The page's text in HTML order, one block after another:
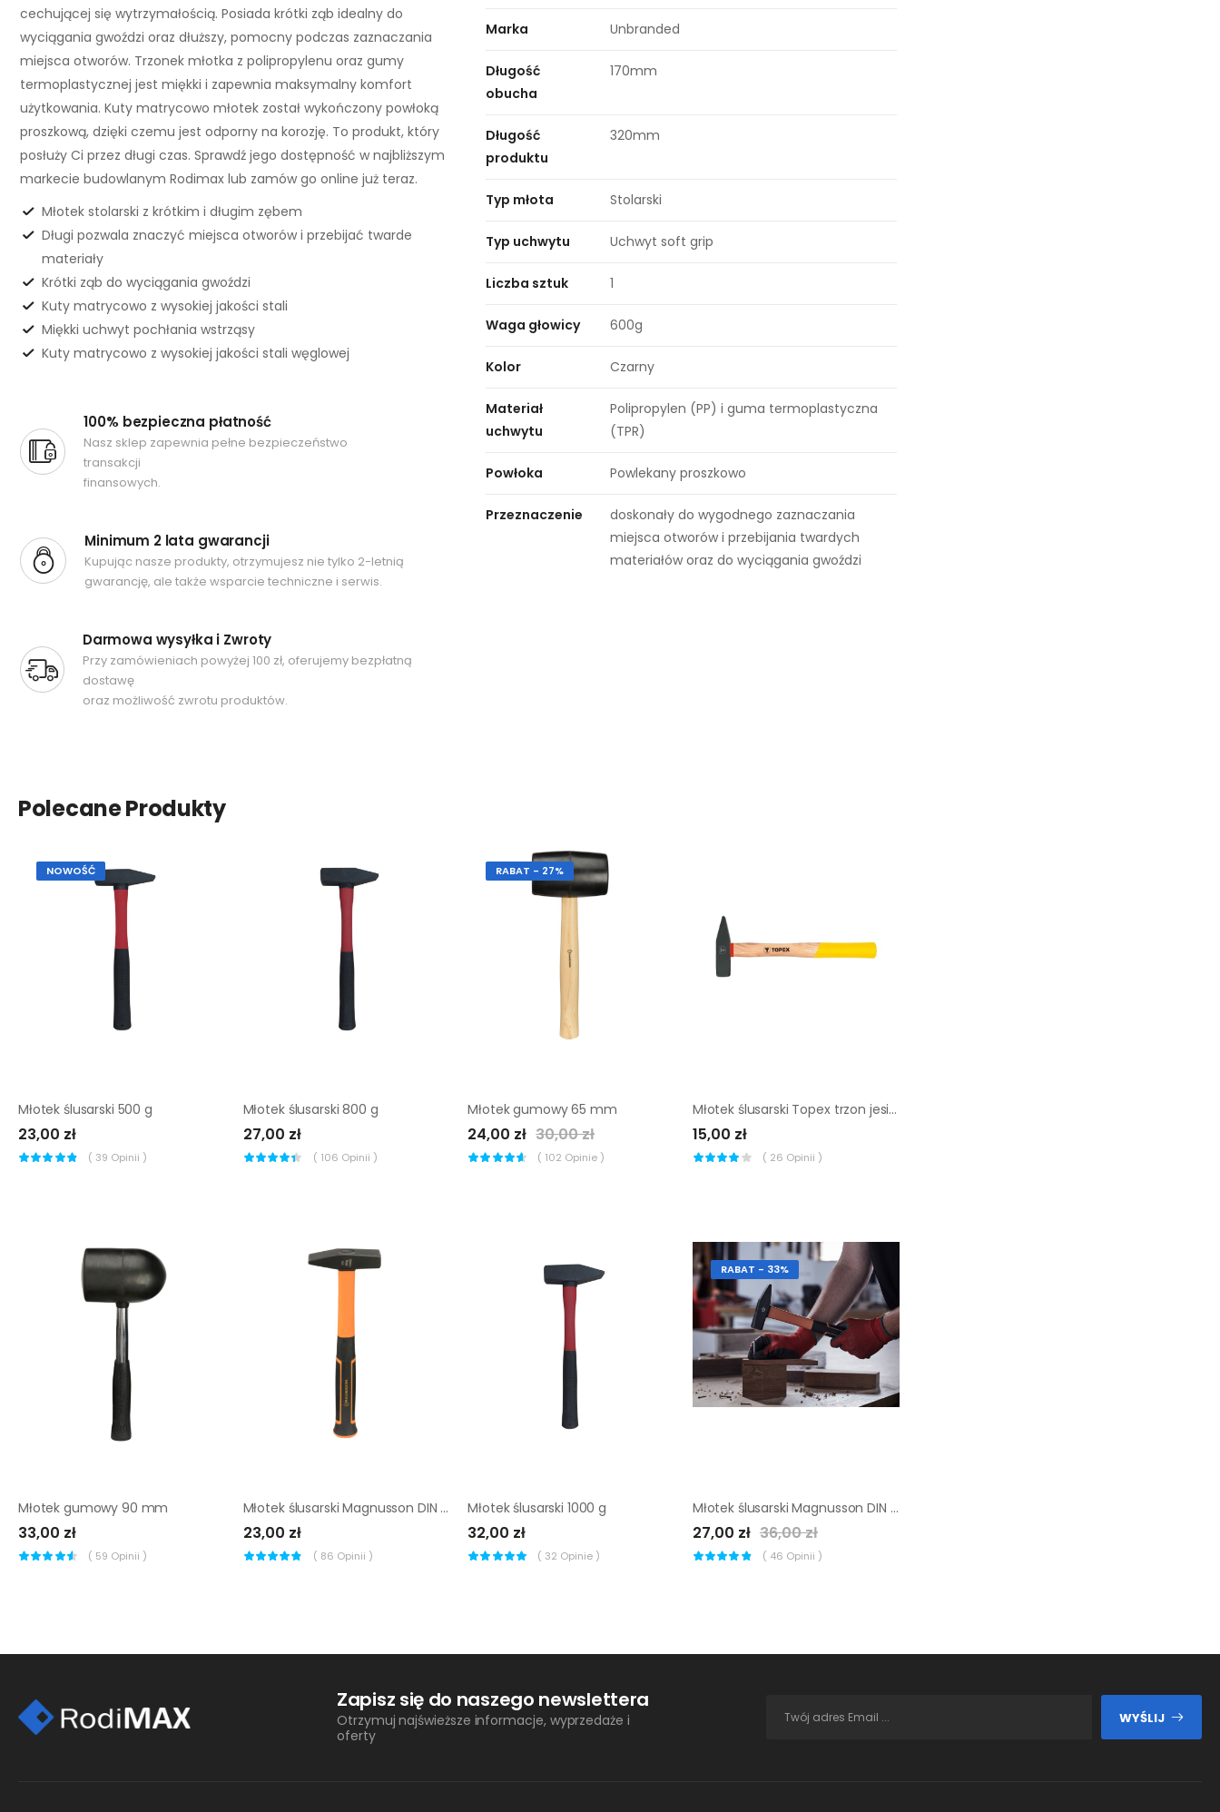
cechującej się wytrzymałością. Posiada krótki ząb idealny do
wyciągania gwoździ oraz dłuższy, pomocny podczas zaznaczania
miejsca otworów. Trzonek młotka z polipropylenu oraz gumy
termoplastycznej jest miękki i zapewnia maksymalny komfort
użytkowania. Kuty matrycowo młotek został wykończony powłoką
proszkową, dzięki czemu jest odporny na korozję. To produkt, który
posłuży Ci przez długi czas. Sprawdź jego dostępność w najbliższym
markecie budowlanym Rodimax lub zamów go online już teraz.
Młotek stolarski z krótkim i długim zębem
Długi pozwala znaczyć miejsca otworów i przebijać twarde
materiały
Krótki ząb do wyciągania gwoździ
Kuty matrycowo z wysokiej jakości stali
Miękki uchwyt pochłania wstrząsy
Kuty matrycowo z wysokiej jakości stali węglowej
100% bezpieczna płatność
Nasz sklep zapewnia pełne bezpieczeństwo
transakcji
finansowych.
Minimum 2 lata gwarancji
Kupując nasze produkty, otrzymujesz nie tylko 2-letnią
gwarancję, ale także wsparcie techniczne i serwis.
Darmowa wysyłka i Zwroty
Przy zamówieniach powyżej 100 zł, oferujemy bezpłatną
dostawę
oraz możliwość zwrotu produktów.
Marka Unbranded
Długość
obucha
170mm
Długość
produktu
320mm
Typ młota Stolarski
Typ uchwytu Uchwyt soft grip
Liczba sztuk 1
Waga głowicy 600g
Kolor Czarny
Materiał
uchwytu
Polipropylen (PP) i guma termoplastyczna
(TPR)
Powłoka Powlekany proszkowo
Przeznaczenie
doskonały do wygodnego zaznaczania
miejsca otworów i przebijania twardych
materiałów oraz do wyciągania gwoździ
Polecane Produkty
NOWOŚĆ
Młotek ślusarski 500 g
23,00 zł
( 39 Opinii )
Młotek ślusarski 800 g
27,00 zł
( 106 Opinii )
RABAT - 27%
Młotek gumowy 65 mm
24,00 zł 30,00 zł
( 102 Opinie )
Młotek ślusarski Topex trzon jesionowy 100 g
15,00 zł
( 26 Opinii )
Młotek gumowy 90 mm
33,00 zł
( 59 Opinii )
Młotek ślusarski Magnusson DIN 300 g
23,00 zł
( 86 Opinii )
Młotek ślusarski 1000 g
32,00 zł
( 32 Opinie )
RABAT - 33%
Młotek ślusarski Magnusson DIN 500 g
27,00 zł 36,00 zł
( 46 Opinii )
Zapisz się do naszego newslettera
Otrzymuj najświeższe informacje, wyprzedaże i
oferty
WYŚLIJ